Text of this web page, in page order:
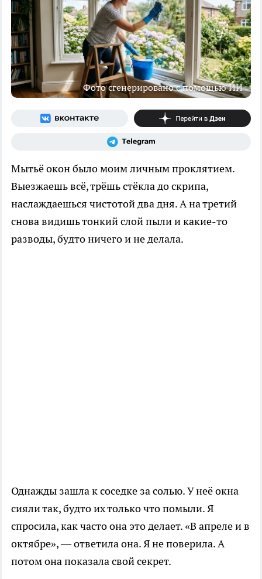
Фото сгенерировано с помощью ИИ
Мытьё окон было моим личным проклятием.
Выезжаешь всё, трёшь стёкла до скрипа,
наслаждаешься чистотой два дня. А на третий
снова видишь тонкий слой пыли и какие-то
разводы, будто ничего и не делала.
Однажды зашла к соседке за солью. У неё окна
сияли так, будто их только что помыли. Я
спросила, как часто она это делает. «В апреле и в
октябре», — ответила она. Я не поверила. А
потом она показала свой секрет.